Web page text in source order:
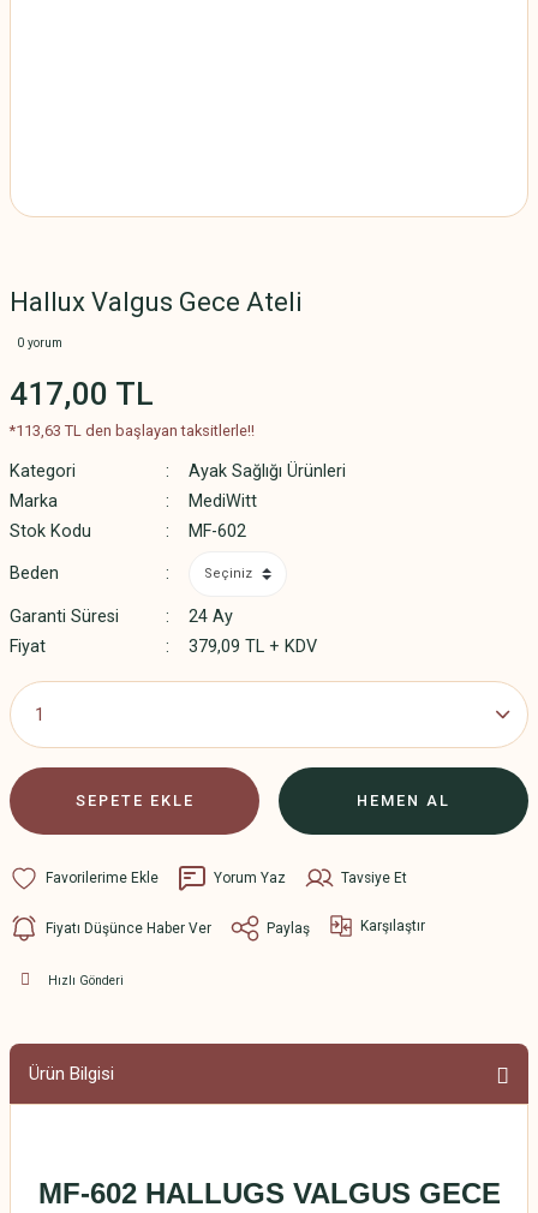
Hallux Valgus Gece Ateli
0 yorum
417,00 TL
*113,63 TL den başlayan taksitlerle!!
Kategori
Ayak Sağlığı Ürünleri
Marka
MediWitt
Stok Kodu
MF-602
Beden
Garanti Süresi
24 Ay
Fiyat
379,09 TL + KDV
SEPETE EKLE HEMEN AL
Yorum Yaz Tavsiye Et
Fiyatı Düşünce Haber Ver Paylaş Karşılaştır
Hızlı Gönderi
Ürün Bilgisi
MF-602 HALLUGS VALGUS GECE